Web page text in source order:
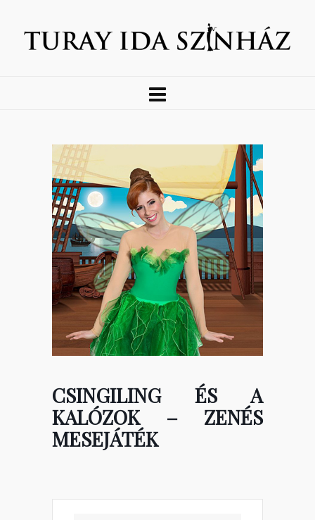
CSINGILING ÉS A
KALÓZOK – ZENÉS
MESEJÁTÉK